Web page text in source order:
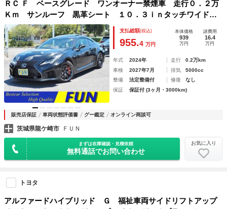
ＲＣ Ｆ ベースグレード ワンオーナー禁煙車 走行０．２万
Ｋｍ サンルーフ 黒革シート １０．３ｉｎタッチワイドデ
ィスプレイ Ｂカメラ ＯＰ・寒冷地仕様 ＯＰ・ブレーキキ
ャリパー ＯＰ・カーボンインパネ加飾
支払総額(税込)
955.4 万円
本体価格
939
万円
諸費用
16.4
万円
年式 2024年 走行
0.2万km
車検
2027年7月 排気
5000cc
整備
法定整備付 修復
なし
保証
保証付 (3ヶ月・3000km)
販売店保証 車両状態評価書 グー鑑定 オンライン商談可
茨城県龍ケ崎市 ＦＵＮ
まずは在庫確認・見積依頼
無料通話でお問い合わせ
お気に入り
トヨタ
アルファードハイブリッド Ｇ 福祉車両サイドリフトアップ